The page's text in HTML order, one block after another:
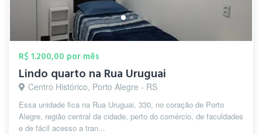
R$ 1.200,00 por mês
Lindo quarto na Rua Uruguai
Centro Histórico, Porto Alegre - RS
Essa unidade fica na Rua Uruguai, 330, no coração de Porto
Alegre, região central da cidade, perto do comércio, de faculdades
e de fácil acesso a tran...